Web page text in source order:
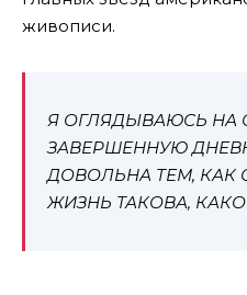
живописи.
Я ОГЛЯДЫВАЮСЬ НА
ЗАВЕРШЕННУЮ
ДОВОЛЬНА ТЕМ, КАК
ЖИЗНЬ ТАКОВА,